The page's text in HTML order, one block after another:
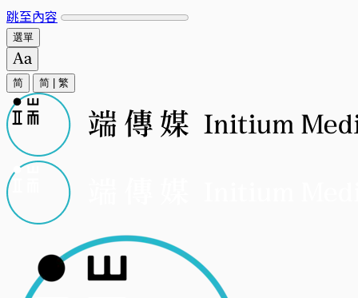
跳至內容
選單
简 简 繁